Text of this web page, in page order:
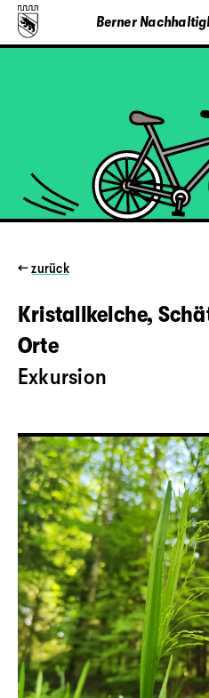
Berner
←zurück
Kristallkelche,
Orte
Exkursion